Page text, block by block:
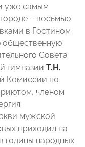
уже самым
– восьмью
в Гостином
общественную
Совета
гимназии Т.Н.
Комиссии по
членом
мужской
приходил на
годины народных